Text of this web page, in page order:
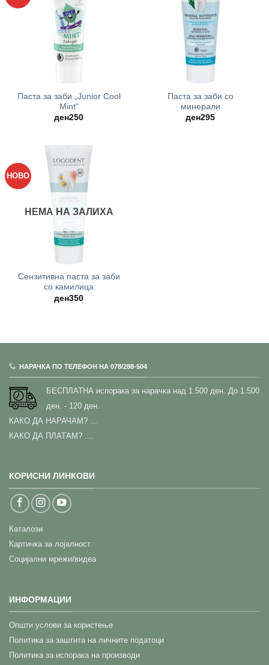
Паста за заби „Junior Cool
Mint“
ден250
Паста за заби со
минерали
ден295
НОВО
НЕМА НА ЗАЛИХА
Сензитивна паста за заби
со камилица
ден350
НАРАЧКА ПО ТЕЛЕФОН НА 078/288-504
БЕСПЛАТНА испорака за нарачка над 1.500 ден. До 1.500
ден. - 120 ден.
КАКО ДА НАРАЧАМ?
КАКО ДА ПЛАТАМ? ....
КОРИСНИ ЛИНКОВИ
Каталози
Картичка за лојалност
Социјални мрежи/видеа
ИНФОРМАЦИИ
Општи услови за користење
Политика за заштита на личните податоци
Политика за испорака на производи